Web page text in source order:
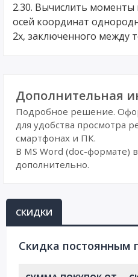
2.30. Вычислить
осей координат
2x, заключенного между
Дополнительная
Подробное решение.
для удобства просмотра
смартфонах и ПК.
В MS Word (doc-формате)
дополнительно.
СКИДКИ
Cкидка постоянным